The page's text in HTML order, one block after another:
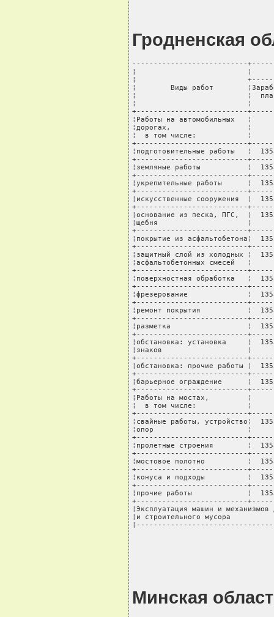
Гродненская
---------------------------
¦                          ¦
¦
¦        Виды работ
¦                          ¦  плата
¦                          ¦
+--------------------------
¦Работы на
¦дорогах,
¦  в том числе:
+--------------------------
¦подготовительные работы   ¦
+--------------------------
¦земляные работы           ¦
+--------------------------
¦укрепительные работы      ¦
+--------------------------
¦искусственные сооружения  ¦
+--------------------------
¦основание из песка, ПГС,  ¦
¦щебня                     ¦
+--------------------------
¦покрытие из асфальтобетона¦
+--------------------------
¦защитный слой из холодных ¦
¦асфальтобетонных
+--------------------------
¦поверхностная обработка   ¦
+--------------------------
¦фрезерование              ¦
+--------------------------
¦ремонт покрытия           ¦
+--------------------------
¦разметка                  ¦
+--------------------------
¦обстановка: установка     ¦
¦знаков                    ¦
+--------------------------
¦обстановка: прочие работы ¦
+--------------------------
¦барьерное ограждение      ¦
+--------------------------
¦Работы на мостах,
¦  в том числе:
+--------------------------
¦свайные работы, устройство¦
¦опор                      ¦
+--------------------------
¦пролетные строения        ¦
+--------------------------
¦мостовое полотно          ¦
+--------------------------
¦конуса и подходы          ¦
+--------------------------
¦прочие работы             ¦
+--------------------------
¦Эксплуатация машин и
¦и строительного
Минская